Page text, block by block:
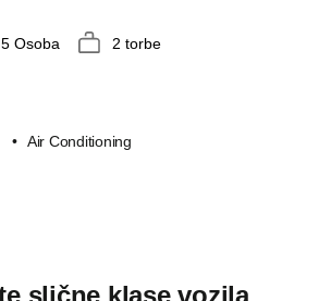
5 Osoba 2 torbe
Air Conditioning
slične klase vozila